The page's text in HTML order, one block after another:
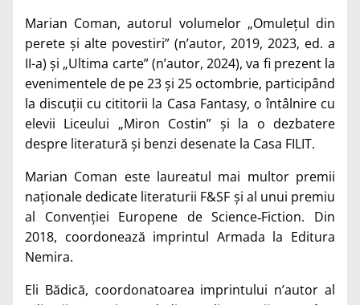
Marian Coman, autorul volumelor „Omulețul din
perete și alte povestiri” (n’autor, 2019, 2023, ed. a
II-a) și „Ultima carte” (n’autor, 2024), va fi prezent la
evenimentele de pe 23 și 25 octombrie, participând
la discuții cu cititorii la Casa Fantasy, o întâlnire cu
elevii Liceului „Miron Costin” și la o dezbatere
despre literatură și benzi desenate la Casa FILIT.
Marian Coman este laureatul mai multor premii
naționale dedicate literaturii F&SF și al unui premiu
al Convenției Europene de Science‑Fiction. Din
2018, coordonează imprintul Armada la Editura
Nemira.
Eli Bădică, coordonatoarea imprintului n’autor al